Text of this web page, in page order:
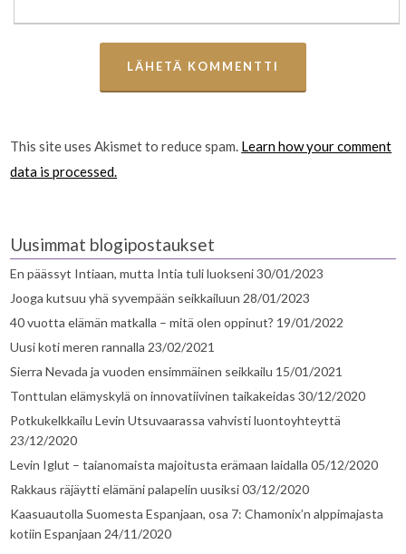
This site uses Akismet to reduce spam. Learn how your comment
data is processed.
Uusimmat blogipostaukset
En päässyt Intiaan, mutta Intia tuli luokseni30/01/2023
Jooga kutsuu yhä syvempään seikkailuun 28/01/2023
40 vuotta elämän matkalla – mitä olen oppinut? 19/01/2022
Uusi koti meren rannalla 23/02/2021
Sierra Nevada ja vuoden ensimmäinen seikkailu 15/01/2021
Tonttulan elämyskylä on innovatiivinen taikakeidas 30/12/2020
Potkukelkkailu Levin Utsuvaarassa vahvisti luontoyhteyttä
23/12/2020
Levin Iglut – taianomaista majoitusta erämaan laidalla 05/12/2020
Rakkaus räjäytti elämäni palapelin uusiksi03/12/2020
Kaasuautolla Suomesta Espanjaan, osa 7: Chamonix’n alppimajasta
kotiin Espanjaan 24/11/2020